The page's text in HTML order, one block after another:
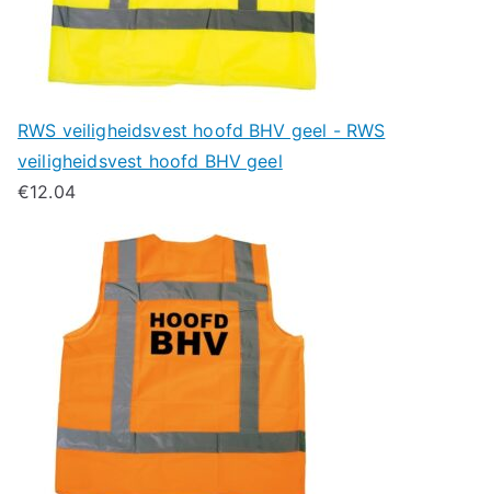
RWS veiligheidsvest hoofd BHV geel - RWS
veiligheidsvest hoofd BHV geel
€12.04